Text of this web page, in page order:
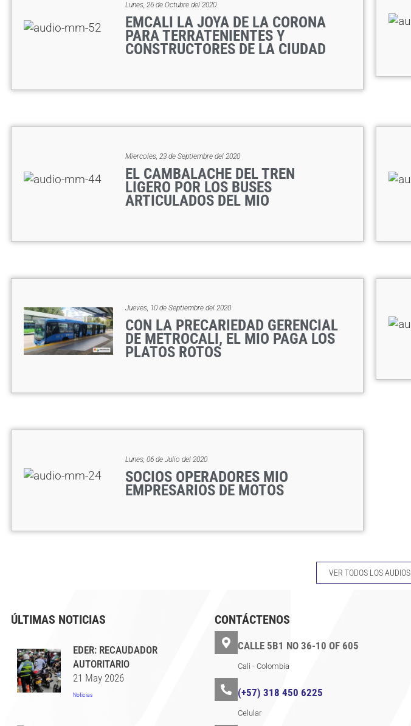
Lunes, 26 de Octubre del 2020
EMCALI LA JOYA DE LA CORONA
PARA TERRATENIENTES Y
CONSTRUCTORES DE LA CIUDAD
Miercoles, 23 de Septiembre del 2020
EL CAMBALACHE DEL TREN
LIGERO POR LOS BUSES
ARTICULADOS DEL MIO
Jueves, 10 de Septiembre del 2020
CON LA PRECARIEDAD GERENCIAL
DE METROCALI, EL MIO PAGA LOS
PLATOS ROTOS
Lunes, 06 de Julio del 2020
SOCIOS OPERADORES MIO
EMPRESARIOS DE MOTOS
VER TODOS LOS AUDIOS
ÚLTIMAS NOTICIAS
EDER: RECAUDADOR
AUTORITARIO
21 May 2026
Noticias
CONTÁCTENOS
CALLE 5B1 NO 36-10 OF 605
Cali - Colombia
(+57) 318 450 6225
Celular